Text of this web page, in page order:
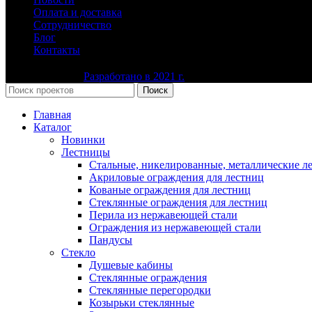
Оплата и доставка
Сотрудничество
Блог
Контакты
Разработано в 2021 г.
Поиск
Главная
Каталог
Новинки
Лестницы
Стальные, никелированные, металлические
Акриловые ограждения для лестниц
Кованые ограждения для лестниц
Стеклянные ограждения для лестниц
Перила из нержавеющей стали
Ограждения из нержавеющей стали
Пандусы
Стекло
Душевые кабины
Стеклянные ограждения
Стеклянные перегородки
Козырьки стеклянные